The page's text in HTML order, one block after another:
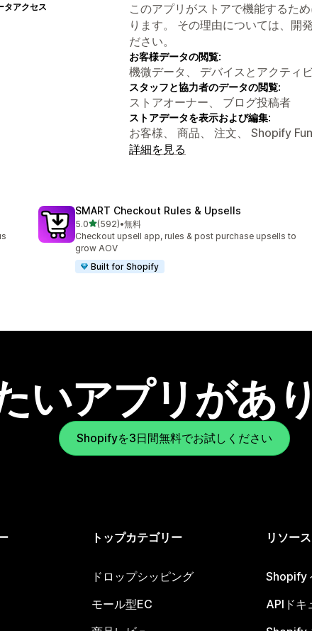
タアクセス
このアプリがストアで機能するた
ります。 その理由については、開
ださい。
お客様データの閲覧:
機微データ、 デバイスとアクティ
スタッフと協力者のデータの閲覧:
ストアオーナー、 ブログ投稿者
ストアデータを表示および編集:
お客様、 商品、 注文、 Shopify
詳細を見る
SMART Checkout Rules & Upsells
5.05つ星中
(592)
合計レビュー数：592件
•無料
Checkout upsell app, rules & post purchase upsells to
grow AOV
Built for Shopify
いアプリがあ
Shopifyを3日間無料でお試しください
トップカテゴリー
ドロップシッピング
モール型EC
リソース
Shopify
APIドキ